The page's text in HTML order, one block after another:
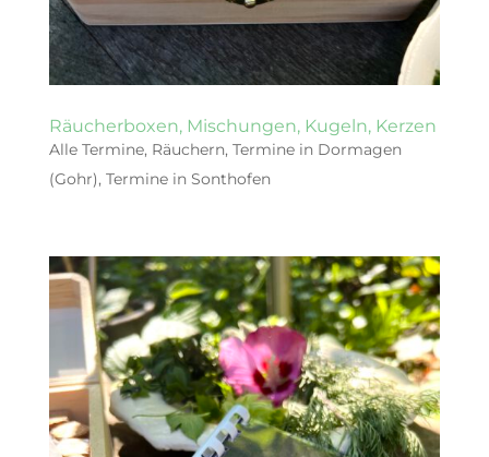
Räucherboxen, Mischungen, Kugeln, Kerzen
Alle Termine, Räuchern, Termine in Dormagen
(Gohr), Termine in Sonthofen